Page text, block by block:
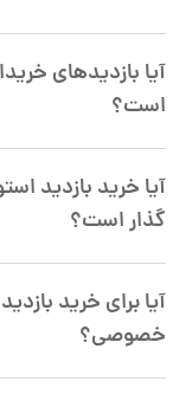
آیا بازدیدهای
است؟
آیا خرید بازدید
گذار است؟
آیا برای خرید
خصوصی؟